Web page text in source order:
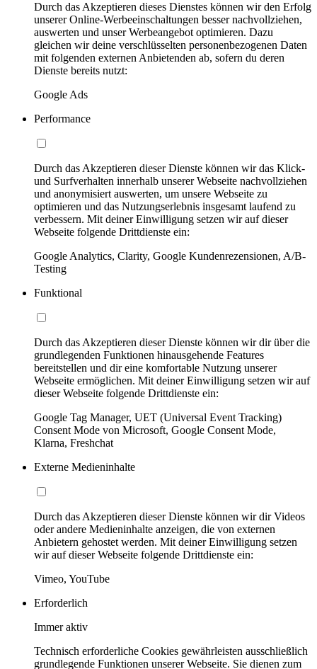
Durch das Akzeptieren dieses Dienstes können wir den Erfolg
unserer Online-Werbeeinschaltungen besser nachvollziehen,
auswerten und unser Werbeangebot optimieren. Dazu
gleichen wir deine verschlüsselten personenbezogenen Daten
mit folgenden externen Anbietenden ab, sofern du deren
Dienste bereits nutzt:
Google Ads
Performance
Durch das Akzeptieren dieser Dienste können wir das Klick-
und Surfverhalten innerhalb unserer Webseite nachvollziehen
und anonymisiert auswerten, um unsere Webseite zu
optimieren und das Nutzungserlebnis insgesamt laufend zu
verbessern. Mit deiner Einwilligung setzen wir auf dieser
Webseite folgende Drittdienste ein:
Google Analytics, Clarity, Google Kundenrezensionen, A/B-
Testing
Funktional
Durch das Akzeptieren dieser Dienste können wir dir über die
grundlegenden Funktionen hinausgehende Features
bereitstellen und dir eine komfortable Nutzung unserer
Webseite ermöglichen. Mit deiner Einwilligung setzen wir auf
dieser Webseite folgende Drittdienste ein:
Google Tag Manager, UET (Universal Event Tracking)
Consent Mode von Microsoft, Google Consent Mode,
Klarna, Freshchat
Externe Medieninhalte
Durch das Akzeptieren dieser Dienste können wir dir Videos
oder andere Medieninhalte anzeigen, die von externen
Anbietern gehostet werden. Mit deiner Einwilligung setzen
wir auf dieser Webseite folgende Drittdienste ein:
Vimeo, YouTube
Erforderlich
Immer aktiv
Technisch erforderliche Cookies gewährleisten ausschließlich
grundlegende Funktionen unserer Webseite. Sie dienen zum